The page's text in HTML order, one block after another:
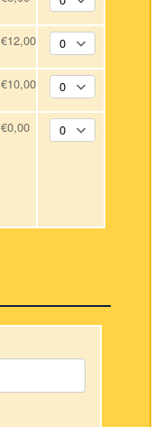
€12,00
€10,00
€0,00